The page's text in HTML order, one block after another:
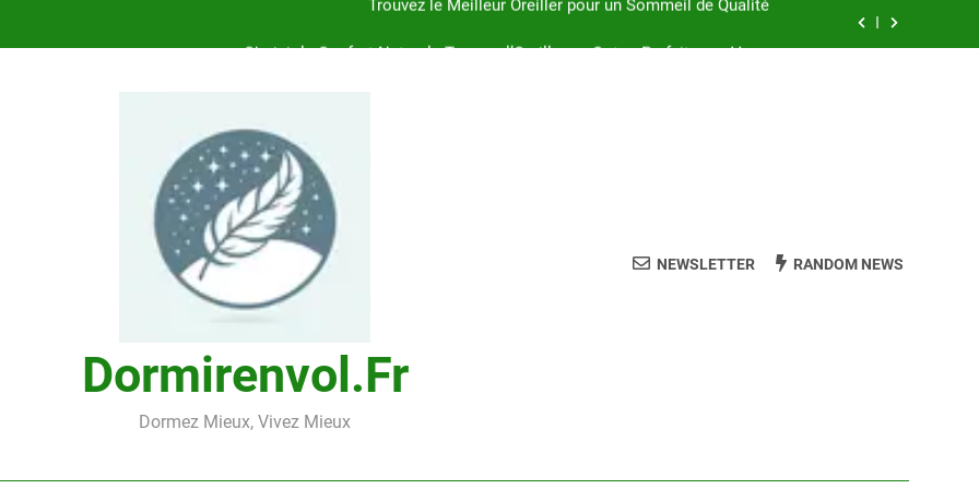
Choisir le Confort Naturel : Trouvez l’Oreiller en Coton Parfait pour Vous
Découvrez le Confort Exceptionnel de l’Oreiller Dunlopillo à Mémoire de Forme
Trouvez le Confort Naturel avec l’Oreiller à Épeautre pour des Nuits Paisibles
Dormirenvol.fr
Dormez Mieux, Vivez Mieux
NEWSLETTER RANDOM NEWS